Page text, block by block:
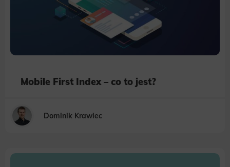
Mobile First Index – co to jest?
Dominik Krawiec